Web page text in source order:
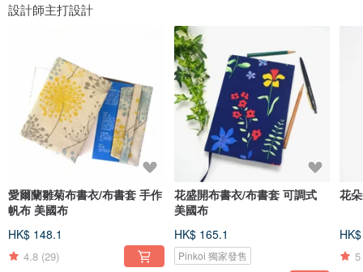
設計師主打設計
愛爾蘭雛菊布書衣/布書套 手作
帆布 美國布
HK$ 148.1
4.8 (29)
花盛開布書衣/布書套 可調式
美國布
HK$ 165.1
Pinkoi 獨家發售
花
5